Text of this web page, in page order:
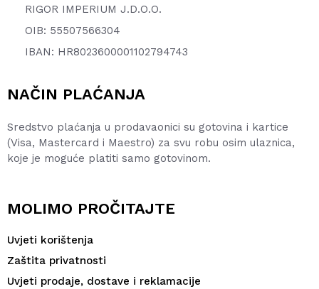
RIGOR IMPERIUM J.D.O.O.
OIB: 55507566304
IBAN: HR8023600001102794743
NAČIN PLAĆANJA
Sredstvo plaćanja u prodavaonici su gotovina i kartice
(Visa, Mastercard i Maestro) za svu robu osim ulaznica,
koje je moguće platiti samo gotovinom.
MOLIMO PROČITAJTE
Uvjeti korištenja
Zaštita privatnosti
Uvjeti prodaje, dostave i reklamacije